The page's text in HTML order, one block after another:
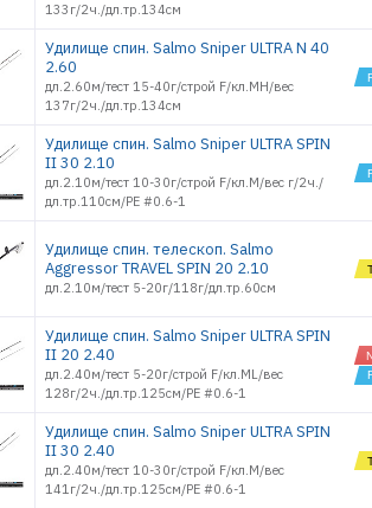
133г/2ч./дл.тр.134см
Удилище спин. Salmo Sniper ULTRA N 40
2.60
дл.2.60м/тест 15-40г/строй F/кл.MH/вес
137г/2ч./дл.тр.134см
Удилище спин. Salmo Sniper ULTRA SPIN
II 30 2.10
дл.2.10м/тест 10-30г/строй F/кл.M/вес г/2ч./
дл.тр.110см/PE #0.6-1
Удилище спин. телескоп. Salmo
Aggressor TRAVEL SPIN 20 2.10
дл.2.10м/тест 5-20г/118г/дл.тр.60см
Удилище спин. Salmo Sniper ULTRA SPIN
II 20 2.40
дл.2.40м/тест 5-20г/строй F/кл.ML/вес
128г/2ч./дл.тр.125см/PE #0.6-1
Удилище спин. Salmo Sniper ULTRA SPIN
II 30 2.40
дл.2.40м/тест 10-30г/строй F/кл.M/вес
141г/2ч./дл.тр.125см/PE #0.6-1